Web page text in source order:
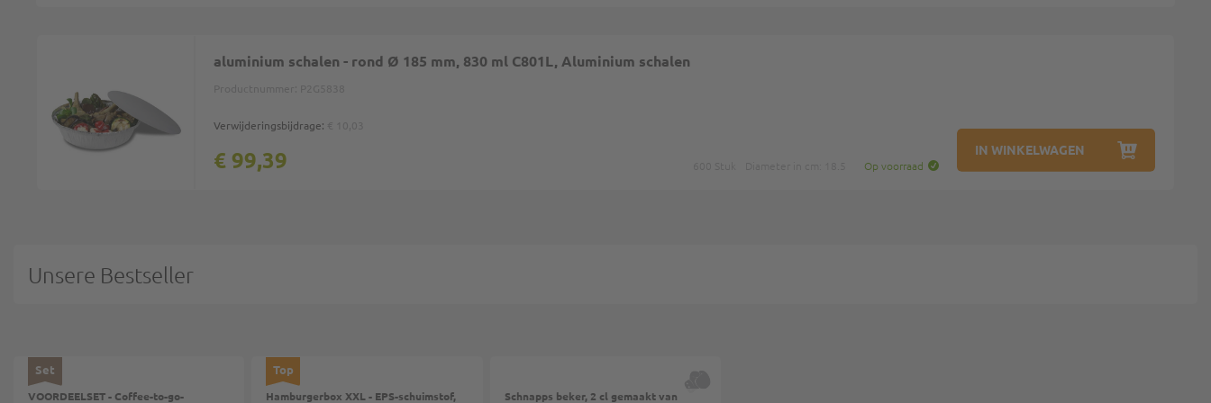
aluminium schalen - rond Ø 185 mm, 830 ml C801L, Aluminium schalen
Verwijderingsbijdrage:
Op voorraad
IN WINKELWAGEN
€ 99,39
Unsere Bestseller
Set
VOORDEELSET - Coffee-to-go-
Top
Hamburgerbox XXL - EPS-schuimstof,
Schnapps beker, 2 cl gemaakt van